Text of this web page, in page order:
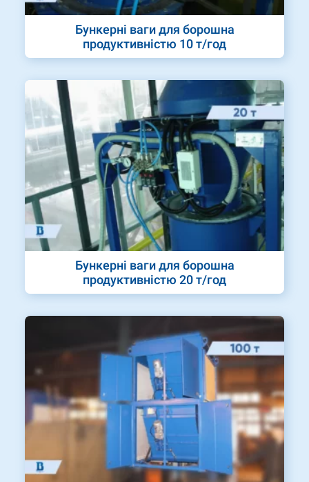
Бункерні ваги для борошна
продуктивністю 10 т/год
Бункерні ваги для борошна
продуктивністю 20 т/год